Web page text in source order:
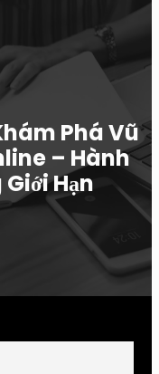
Phá Vũ
– Hành
Hạn